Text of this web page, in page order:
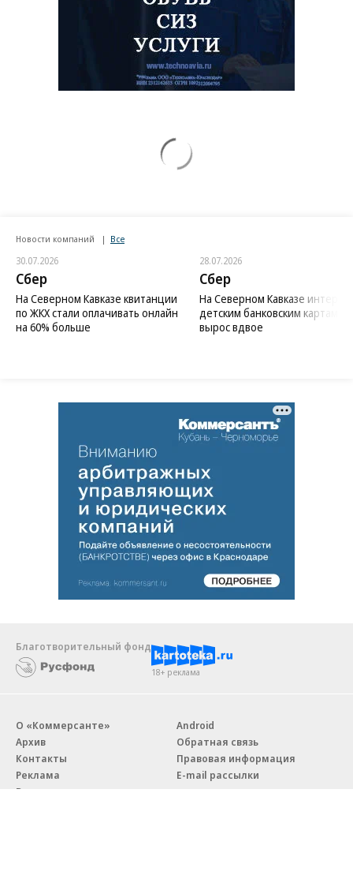
Новости компаний Все
30.07.2026
Сбер
На Северном Кавказе квитанции
по ЖКХ стали оплачивать онлайн
на 60% больше
28.07.2026
Сбер
На Северном Кавказе интерес
детским банковским картам
вырос вдвое
Благотворительный фонд
18+ реклама
О «Коммерсанте»
Архив
Контакты
Реклама
Вакансии
Android
Обратная связь
Правовая информация
E-mail рассылки